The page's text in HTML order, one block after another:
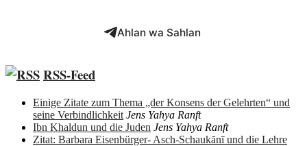
Ahlan wa Sahlan
RSS-Feed
Einige Zitate zum Thema „der Konsens der Gelehrten“ und
seine Verbindlichkeit Jens Yahya Ranft
Ibn Khaldun und die Juden Jens Yahya Ranft
Zitat: Barbara Eisenbürger- Asch-Schaukānī und die Lehre